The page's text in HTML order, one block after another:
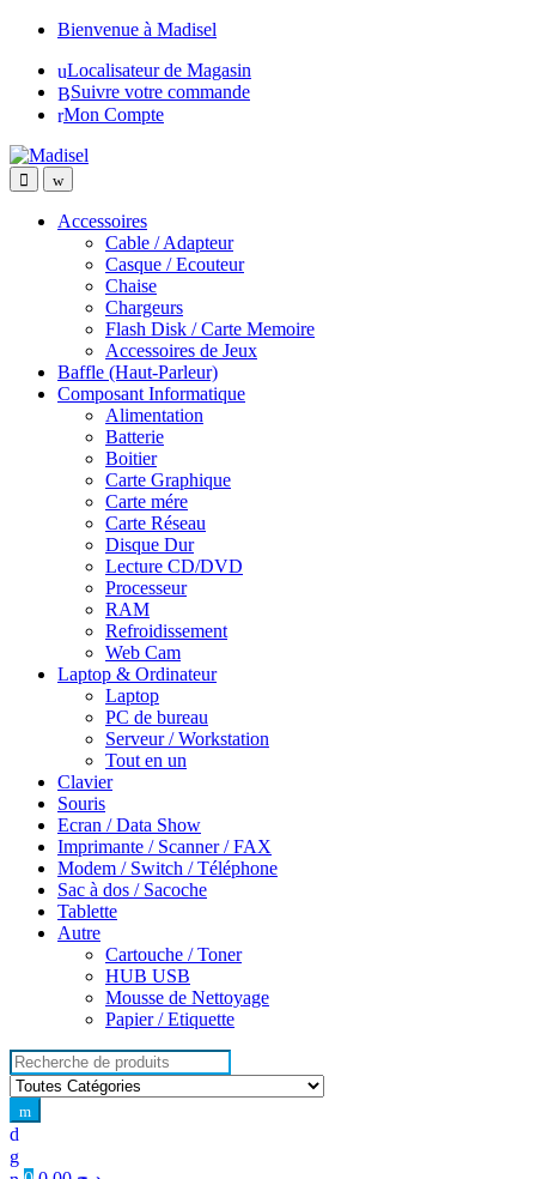
Skip
navigation
Skip
content
Bienvenue à Madisel
Localisateur de Magasin
Suivre votre commande
Mon Compte
Accessoires
Cable / Adapteur
Casque / Ecouteur
Chaise
Chargeurs
Flash Disk / Carte Memoire
Accessoires de Jeux
Baffle (Haut-Parleur)
Composant Informatique
Alimentation
Batterie
Boitier
Carte Graphique
Carte mére
Carte Réseau
Disque Dur
Lecture CD/DVD
Processeur
RAM
Refroidissement
Web Cam
Laptop & Ordinateur
Laptop
PC de bureau
Serveur / Workstation
Tout en un
Clavier
Souris
Ecran / Data Show
Imprimante / Scanner / FAX
Modem / Switch / Téléphone
Sac à dos / Sacoche
Tablette
Autre
Cartouche / Toner
HUB USB
Mousse de Nettoyage
Papier / Etiquette
Search
for: